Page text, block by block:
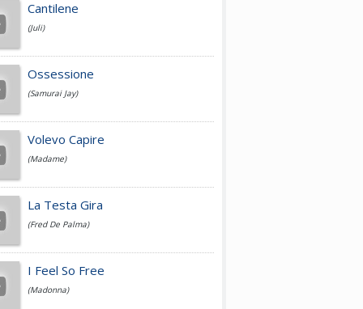
Cesare Cremonini
Jovanotti
Fedez
Simone Cristicchi
Cantilene
(Juli)
Ossessione
(Samurai Jay)
Volevo Capire
(Madame)
La Testa Gira
(Fred De Palma)
I Feel So Free
(Madonna)